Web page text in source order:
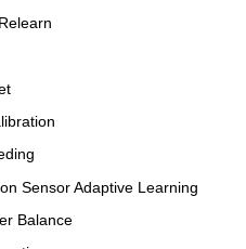
Sensor Adaptive Learning
Balance